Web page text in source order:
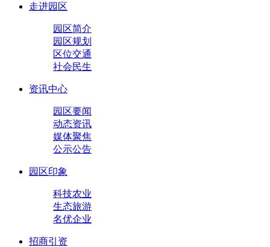
走进园区
园区简介
园区规划
区位交通
社会民生
资讯中心
园区要闻
动态资讯
媒体聚焦
公示公告
园区印象
科技农业
生态旅游
名优企业
招商引资